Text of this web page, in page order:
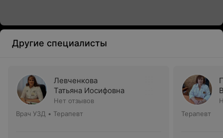
Другие специалисты
Левченкова
Татьяна Иосифовна
Нет отзывов
Врач УЗД • Терапевт
Терапевт